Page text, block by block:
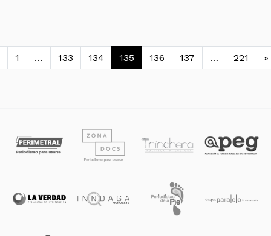
de entradas
1 … 133 134 135 136 137 … 221 »